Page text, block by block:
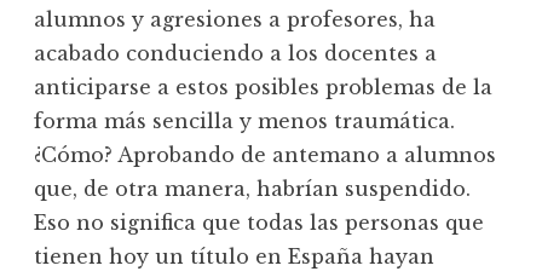
alumnos y agresiones a profesores, ha
acabado conduciendo a los docentes a
anticiparse a estos posibles problemas de la
forma más sencilla y menos traumática.
¿Cómo? Aprobando de antemano a alumnos
que, de otra manera, habrían suspendido.
Eso no significa que todas las personas que
tienen hoy un título en España hayan